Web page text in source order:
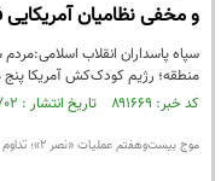
و مخفی نظامیان آمریکایی
سپاه پاسداران انقلاب
منطقه؛ رژیم کودک‌کش آمریکا
کد خبر: ۸۹۱۶۶۹ تاریخ انتشار : ۱۴۰۵/۰۵/۰۲
موج بیست‌وهفتم عملیات «نصر ۲»؛ تداوم پاسخ به تجاوزات آمریکا